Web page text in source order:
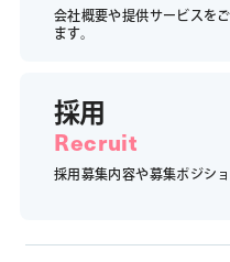
会社概要や提供サービスを
ます。
採用
Recruit
採用募集内容や募集ポジシ